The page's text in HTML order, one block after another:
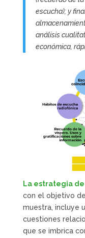
escucha); y
análisis
económica,
La estrategia
con el objetivo
muestra, incluye
cuestiones
que se imbrica